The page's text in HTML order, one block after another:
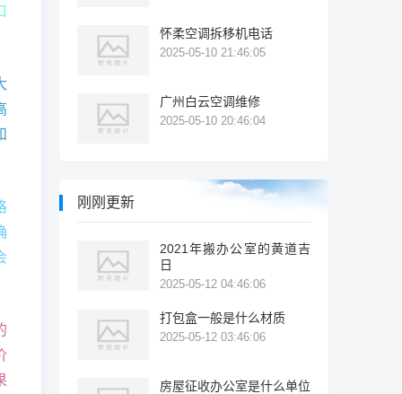
怀柔空调拆移机电话
2025-05-10 21:46:05
广州白云空调维修
2025-05-10 20:46:04
刚刚更新
2021年搬办公室的黄道吉
日
2025-05-12 04:46:06
打包盒一般是什么材质
2025-05-12 03:46:06
房屋征收办公室是什么单位